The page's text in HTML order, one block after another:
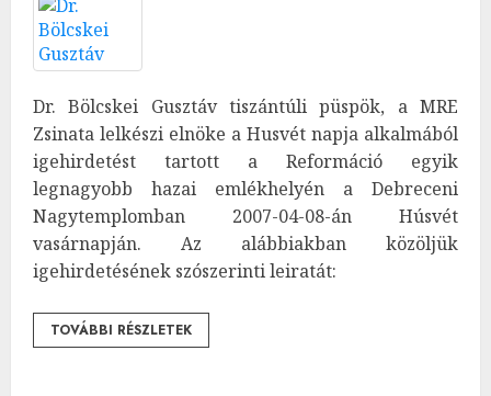
Dr. Bölcskei Gusztáv tiszántúli püspök, a MRE
Zsinata lelkészi elnöke a Husvét napja alkalmából
igehirdetést tartott a Reformáció egyik
legnagyobb hazai emlékhelyén a Debreceni
Nagytemplomban 2007-04-08-án Húsvét
vasárnapján. Az alábbiakban közöljük
igehirdetésének szószerinti leiratát:
TOVÁBBI RÉSZLETEK